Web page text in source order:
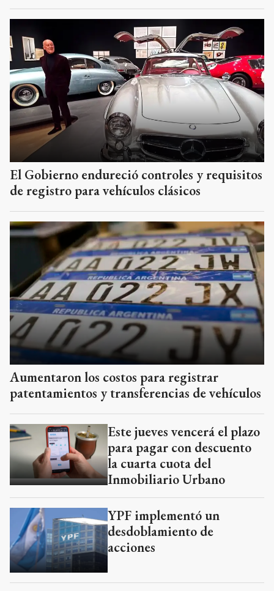
El Gobierno endureció controles y requisitos
de registro para vehículos clásicos
Aumentaron los costos para registrar
patentamientos y transferencias de vehículos
Este jueves vencerá el plazo
para pagar con descuento
la cuarta cuota del
Inmobiliario Urbano
YPF implementó un
desdoblamiento de
acciones